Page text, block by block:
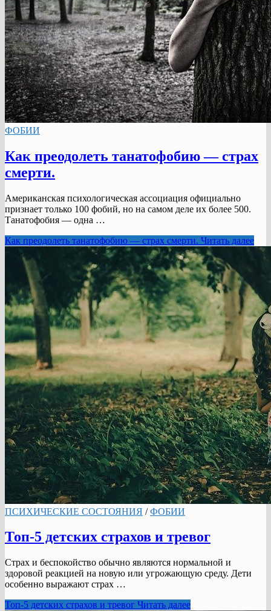
ФОБИИ
Как преодолеть танатофобию — страх
смерти.
Американская психологическая ассоциация официально
признает только 100 фобий, но на самом деле их более 500.
Танатофобия — одна …
Как преодолеть танатофобию — страх смерти. Читать далее
ПСИХИЧЕСКИЕ СОСТОЯНИЯ /ФОБИИ
Топ-5 детских страхов и тревог
Страх и беспокойство обычно являются нормальной и
здоровой реакцией на новую или угрожающую среду. Дети
особенно выражают страх …
Топ-5 детских страхов и тревог Читать далее